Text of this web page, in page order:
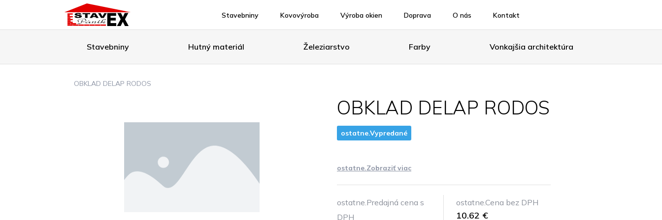
Stavebniny Kovovýroba Výroba okien Doprava O nás Kontakt
Stavebniny Hutný materiál Železiarstvo Farby Vonkajšia architektúra
OBKLAD DELAP RODOS
OBKLAD DELAP RODOS
ostatne.Vypredané
ostatne.Zobraziť viac
ostatne.Predajná cena s
DPH
ostatne.Cena bez DPH
10.62 €